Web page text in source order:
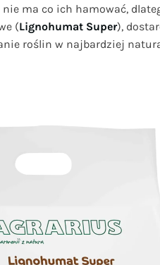
ma co ich hamować,
(Lignohumat Super),
roślin w najbardziej